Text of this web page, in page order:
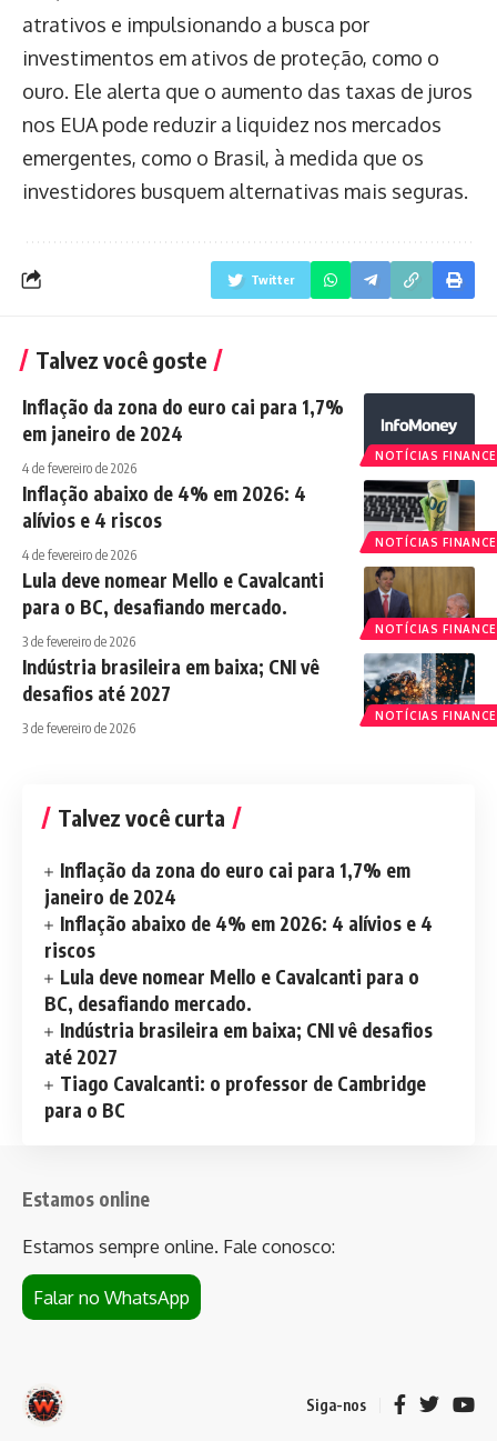
atrativos e impulsionando a busca por
investimentos em ativos de proteção, como o
ouro. Ele alerta que o aumento das taxas de juros
nos EUA pode reduzir a liquidez nos mercados
emergentes, como o Brasil, à medida que os
investidores busquem alternativas mais seguras.
Twitter
Talvez você goste
NOTÍCIAS
Inflação da zona do euro cai para 1,7%
em janeiro de 2024
4 de fevereiro de 2026
NOTÍCIAS
Inflação abaixo de 4% em 2026: 4
alívios e 4 riscos
4 de fevereiro de 2026
NOTÍCIAS
Lula deve nomear Mello e Cavalcanti
para o BC, desafiando mercado.
3 de fevereiro de 2026
NOTÍCIAS
Indústria brasileira em baixa; CNI vê
desafios até 2027
3 de fevereiro de 2026
Talvez você curta
Inflação da zona do euro cai para 1,7% em
janeiro de 2024
Inflação abaixo de 4% em 2026: 4 alívios e 4
riscos
Lula deve nomear Mello e Cavalcanti para o
BC, desafiando mercado.
Indústria brasileira em baixa; CNI vê desafios
até 2027
Tiago Cavalcanti: o professor de Cambridge
para o BC
Estamos online
Estamos sempre online. Fale conosco:
Falar no WhatsApp
Siga-nos